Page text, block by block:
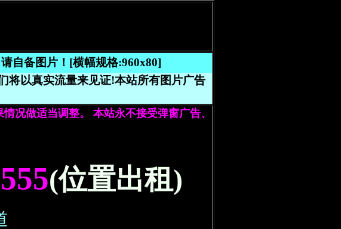
自备图片！[横幅规格:960x80]
将以真实流量来见证!本站所有图片广告
况做适当调整。 本站永不接受弹窗广告、
(位置出租)